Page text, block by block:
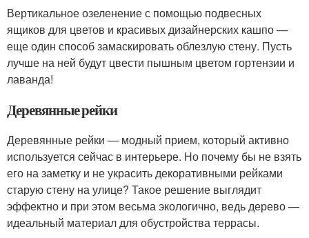
Вертикальное озеленение с помощью подвесных
ящиков для цветов и красивых дизайнерских кашпо —
еще один способ замаскировать облезлую стену. Пусть
лучше на ней будут цвести пышным цветом гортензии и
лаванда!
Деревянные рейки
Деревянные рейки — модный прием, который активно
используется сейчас в интерьере. Но почему бы не взять
его на заметку и не украсить декоративными рейками
старую стену на улице? Такое решение выглядит
эффектно и при этом весьма экологично, ведь дерево —
идеальный материал для обустройства террасы.